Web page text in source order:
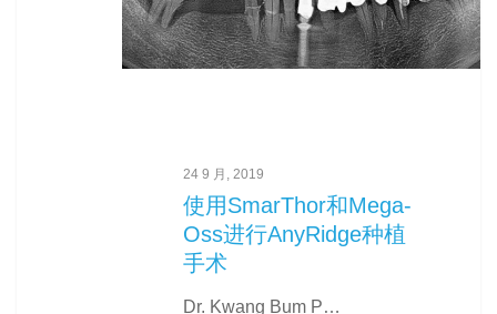
24 9 月, 2019
使用SmarThor和Mega-
Oss进行AnyRidge种植
手术
Dr. Kwang Bum P…